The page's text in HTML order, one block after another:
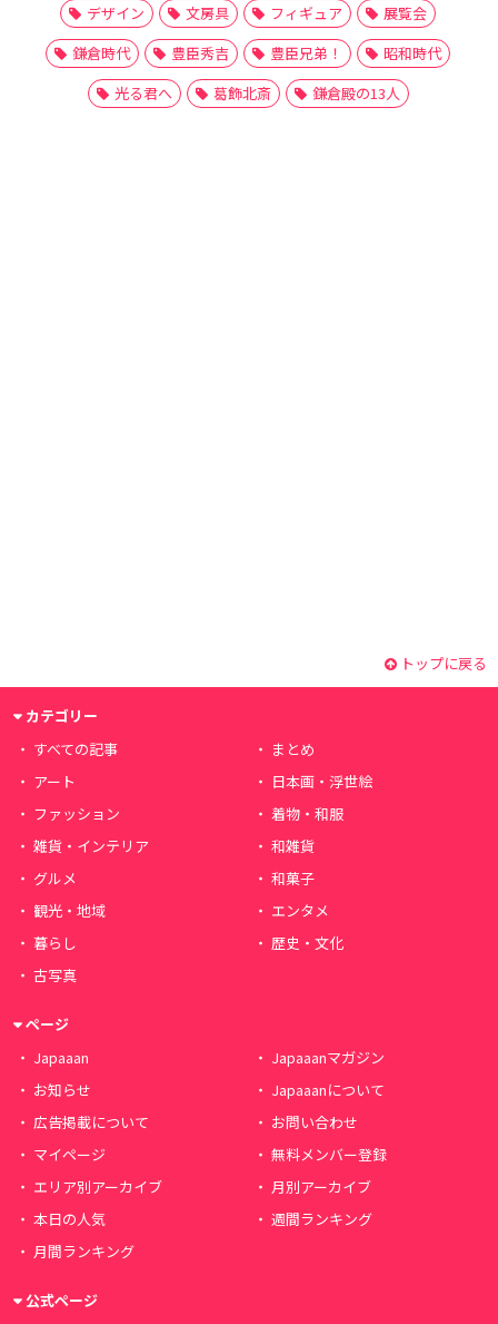
デザイン
文房具 フィギュア
展覧会
鎌倉時代
豊臣秀吉 豊臣兄弟！
昭和時代
光る君へ
葛飾北斎 鎌倉殿の13人
トップに戻る
カテゴリー
すべての記事
まとめ
アート
日本画・浮世絵
ファッション
着物・和服
雑貨・インテリア
和雑貨
グルメ
和菓子
観光・地域
エンタメ
暮らし
歴史・文化
古写真
ページ
Japaaan
Japaaanマガジン
お知らせ
Japaaanについて
広告掲載について
お問い合わせ
マイページ
無料メンバー登録
エリア別アーカイブ
月別アーカイブ
本日の人気
週間ランキング
月間ランキング
公式ページ